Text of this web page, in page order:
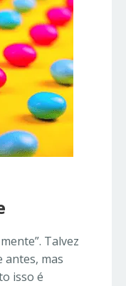
Talvez
antes, mas
isso é